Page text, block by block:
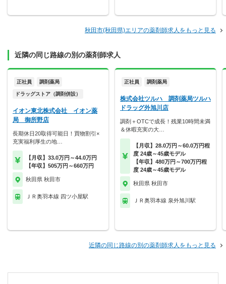
秋田市(秋田県)エリアの薬剤師求人をもっと見る
近隣の同じ路線の別の薬剤師求人
正社員 調剤薬局
ドラッグストア（調剤併設）
イオン東北株式会社 イオン薬
局 御所野店
長期休日20取得可能日！買物割引×
充実福利厚生の地…
【月収】33.0万円～44.0万円
【年収】505万円～660万円
秋田県 秋田市
ＪＲ奥羽本線 四ツ小屋駅
正社員 調剤薬局
株式会社ツルハ 調剤薬局ツルハ
ドラッグ外旭川店
調剤＋OTCで成長！残業10時間未満
＆休暇充実の大…
【月収】28.0万円～60.0万円程
度 24歳～45歳モデル
【年収】480万円～700万円程
度 24歳～45歳モデル
秋田県 秋田市
ＪＲ奥羽本線 泉外旭川駅
近隣の同じ路線の別の薬剤師求人をもっと見る